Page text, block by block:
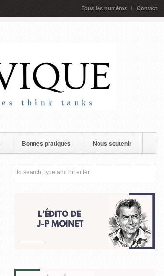
Tous les numéros Contact
Bonnes pratiques Nous soutenir